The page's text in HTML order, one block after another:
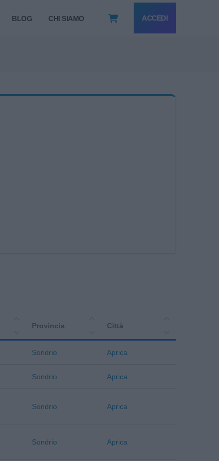
BLOG CHI SIAMO ACCEDI
Provincia Città
Sondrio Aprica
Sondrio Aprica
Sondrio Aprica
Sondrio Aprica